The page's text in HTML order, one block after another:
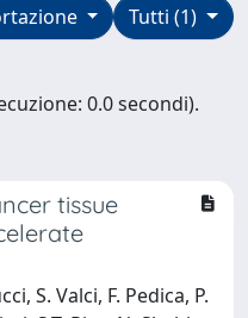
Tutti (1)
0.0 secondi).
tissue
S. Valci, F. Pedica, P.